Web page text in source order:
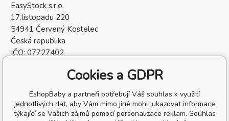
EasyStock s.r.o.
17.listopadu 220
54941 Červený Kostelec
Česká republika
IČO: 07727402
Cookies a GDPR
EshopBaby a partneři potřebují Váš souhlas k využití
jednotlivých dat, aby Vám mimo jiné mohli ukazovat informace
týkající se Vašich zájmů pomocí personalizace reklam. Souhlas